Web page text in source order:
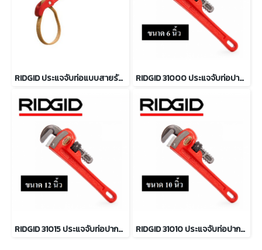
RIDGID ประแจจับท่อแบบสายรัด ขนาด 11 3/4" ถึง 18" RIDGID 31000 ประแจจับท่อปากตรง ขนาด 6 นิ้ว จับท่อได้ 3/4 นิ้ว
RIDGID 31015 ประแจจับท่อปากตรง ขนาด 12 นิ้ว จับท่อได้ 2 นิ้ว RIDGID 31010 ประแจจับท่อปากตรง 10 นิ้ว จับท่อได้ 1.1/2 นิ้ว